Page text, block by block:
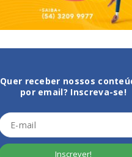
Quer receber nossos
por email? Inscreva-se!